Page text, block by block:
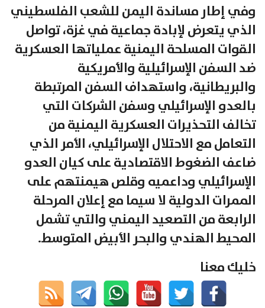
وفي إطار مساندة اليمن للشعب الفلسطيني
الذي يتعرض لإبادة جماعية في غزة، تواصل
القوات المسلحة اليمنية عملياتها العسكرية
ضد السفن الإسرائيلية والأمريكية
والبريطانية، واستهداف السفن المرتبطة
بالعدو الإسرائيلي وسفن الشركات التي
تخالف التحذيرات العسكرية اليمنية من
التعامل مع الاحتلال الإسرائيلي، الأمر الذي
ضاعف الضغوط الاقتصادية على كيان العدو
الإسرائيلي وداعميه وقلص هيمنتهم على
الممرات الدولية لا سيما مع إعلان المرحلة
الرابعة من التصعيد اليمني والتي تشمل
المحيط الهندي والبحر الأبيض المتوسط.
خليك معنا